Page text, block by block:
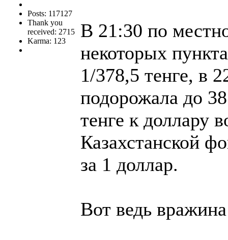
Posts: 117127
Thank you
received: 2715
Karma: 123
В 21:30 по
некоторых
1/378,5 тенге, в
подорожала до
тенге к доллару
Казахстанской
за 1 доллар.
Вот ведь